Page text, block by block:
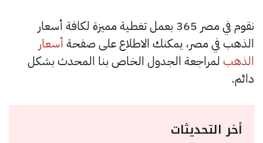
نقوم في مصر 365 بعمل تغطية مميزة لكافة أسعار
الذهب في مصر، يمكنك الاطلاع على صفحة أسعار
الذهب لمراجعة الجدول الخاص بنا المحدث بشكل
دائم.
أخر التحديثات